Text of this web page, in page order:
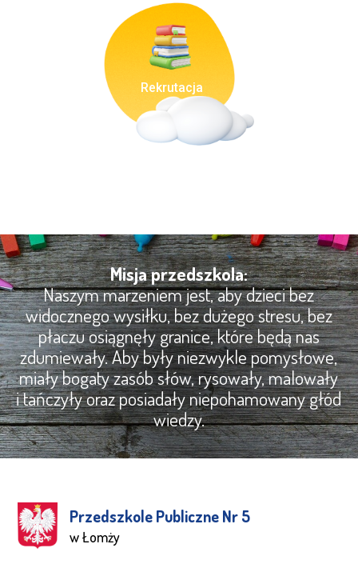
Rekrutacja
Misja przedszkola:
Naszym marzeniem jest, aby dzieci bez
widocznego wysiłku, bez dużego stresu, bez
płaczu osiągnęły granice, które będą nas
zdumiewały. Aby były niezwykle pomysłowe,
miały bogaty zasób słów, rysowały, malowały
i tańczyły oraz posiadały niepohamowany głód
wiedzy.
Przedszkole Publiczne Nr 5
w Łomży